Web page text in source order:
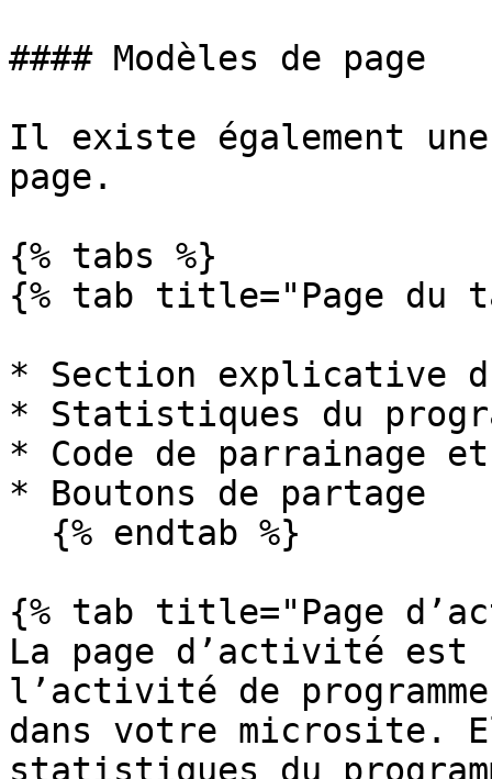
#### Modèles de page
Il existe également
page.
{% tabs %}
{% tab title="Page du
* Section explicative du
* Statistiques du
* Code de parrainage
* Boutons de partage
{% tab title="Page
La page d’activité est
l’activité de
dans votre microsite.
statistiques du